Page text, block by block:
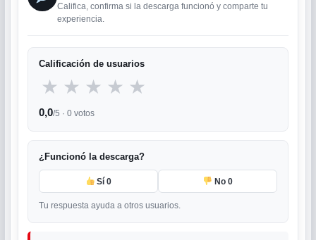
Califica, confirma si la descarga funcionó y comparte tu
experiencia.
Calificación de usuarios
★ ★ ★ ★ ★
0,0/5 · 0 votos
¿Funcionó la descarga?
Sí0 No 0
Tu respuesta ayuda a otros usuarios.